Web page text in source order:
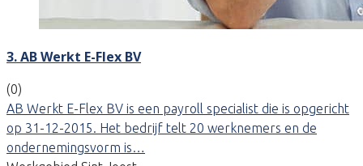
3. AB Werkt E-Flex BV
(0)
AB Werkt E-Flex BV is een payroll specialist die is opgericht
op 31-12-2015. Het bedrijf telt 20 werknemers en de
ondernemingsvorm is…